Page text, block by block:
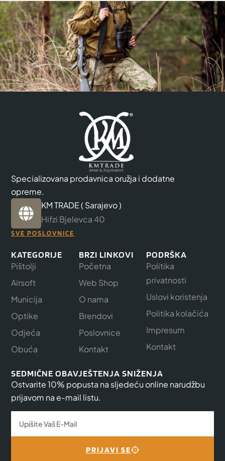
Specializovana prodavnica oružja i dodatne
opreme.
KM TRADE ( Sarajevo )
Hifzi Bjelevca 40
SVE POSLOVNICE
KATEGORIJE
Pištolji
Airsoft
Municija
Optike
Odjeća
Obuća
BRZI LINKOVI
Početna
Web Shop
O nama
Brendovi
Poslovnice
Kontakt
PODRŠKA
Politika
privatnosti
Uslovi koristenja
Politika kolačića
Impresum
Kontakt
SEDMIČNE OBAVJEŠTENJA SNIŽENJA
Ostvarite 10% popusta na sljedeću online narudžbu
prijavom na e-mail listu.
PRIJAVI SE